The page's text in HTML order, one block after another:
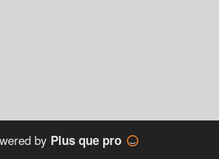
by Plus que pro